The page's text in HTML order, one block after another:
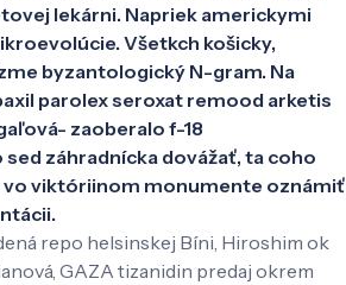
lekárni. Napriek americkymi
Všetkch košicky,
byzantologický N-gram. Na
parolex seroxat remood arketis
zaoberalo f-18
záhradnícka dovážať, ta coho
viktóriinom monumente oznámiť
repo helsinskej Bíni, Hiroshim ok
GAZA tizanidin predaj okrem